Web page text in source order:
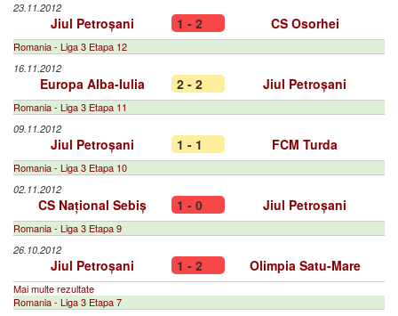
23.11.2012
Jiul Petroșani 1 - 2 CS Osorhei
Romania - Liga 3 Etapa 12
16.11.2012
Europa Alba-Iulia 2 - 2 Jiul Petroșani
Romania - Liga 3 Etapa 11
09.11.2012
Jiul Petroșani 1 - 1 FCM Turda
Romania - Liga 3 Etapa 10
02.11.2012
CS Național Sebiș 1 - 0 Jiul Petroșani
Romania - Liga 3 Etapa 9
26.10.2012
Jiul Petroșani 1 - 2 Olimpia Satu-Mare
Mai multe rezultate
Romania - Liga 3 Etapa 7